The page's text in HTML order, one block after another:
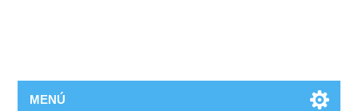
MENÚ